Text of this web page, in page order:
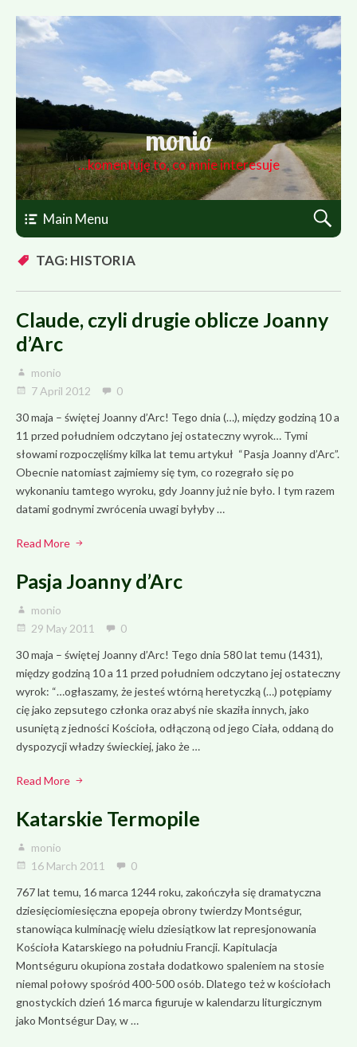
monio
…komentuję to, co mnie interesuje
Main Menu
TAG: HISTORIA
Claude, czyli drugie oblicze Joanny
d’Arc
monio
7 April 2012
0
30 maja – świętej Joanny d’Arc! Tego dnia (…), między godziną 10 a
11 przed południem odczytano jej ostateczny wyrok… Tymi
słowami rozpoczęliśmy kilka lat temu artykuł “Pasja Joanny d’Arc”.
Obecnie natomiast zajmiemy się tym, co rozegrało się po
wykonaniu tamtego wyroku, gdy Joanny już nie było. I tym razem
datami godnymi zwrócenia uwagi byłyby …
Read More
Pasja Joanny d’Arc
monio
29 May 2011
0
30 maja – świętej Joanny d’Arc! Tego dnia 580 lat temu (1431),
między godziną 10 a 11 przed południem odczytano jej ostateczny
wyrok: “…ogłaszamy, że jesteś wtórną heretyczką (…) potępiamy
cię jako zepsutego członka oraz abyś nie skaziła innych, jako
usuniętą z jedności Kościoła, odłączoną od jego Ciała, oddaną do
dyspozycji władzy świeckiej, jako że …
Read More
Katarskie Termopile
monio
16 March 2011
0
767 lat temu, 16 marca 1244 roku, zakończyła się dramatyczna
dziesięciomiesięczna epopeja obrony twierdzy Montségur,
stanowiąca kulminację wielu dziesiątkow lat represjonowania
Kościoła Katarskiego na południu Francji. Kapitulacja
Montséguru okupiona została dodatkowo spaleniem na stosie
niemal połowy spośród 400-500 osób. Dlatego też w kościołach
gnostyckich dzień 16 marca figuruje w kalendarzu liturgicznym
jako Montségur Day, w …